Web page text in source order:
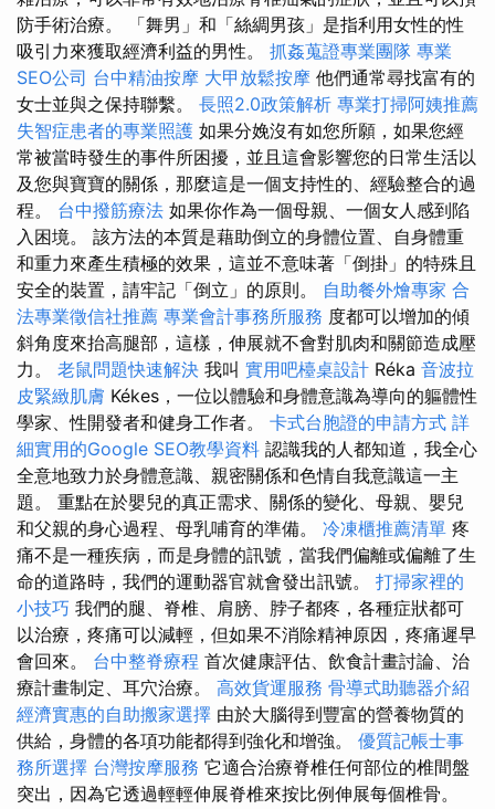
防手術治療。 「舞男」和「絲綢男孩」是指利用女性的性
吸引力來獲取經濟利益的男性。 抓姦蒐證專業團隊 專業
SEO公司 台中精油按摩 大甲放鬆按摩 他們通常尋找富有的
女士並與之保持聯繫。 長照2.0政策解析 專業打掃阿姨推薦
失智症患者的專業照護 如果分娩沒有如您所願，如果您經
常被當時發生的事件所困擾，並且這會影響您的日常生活以
及您與寶寶的關係，那麼這是一個支持性的、經驗整合的過
程。 台中撥筋療法 如果你作為一個母親、一個女人感到陷
入困境。 該方法的本質是藉助倒立的身體位置、自身體重
和重力來產生積極的效果，這並不意味著「倒掛」的特殊且
安全的裝置，請牢記「倒立」的原則。 自助餐外燴專家 合
法專業徵信社推薦 專業會計事務所服務 度都可以增加的傾
斜角度來抬高腿部，這樣，伸展就不會對肌肉和關節造成壓
力。 老鼠問題快速解決 我叫 實用吧檯桌設計 Réka 音波拉
皮緊緻肌膚 Kékes，一位以體驗和身體意識為導向的軀體性
學家、性開發者和健身工作者。 卡式台胞證的申請方式 詳
細實用的Google SEO教學資料 認識我的人都知道，我全心
全意地致力於身體意識、親密關係和色情自我意識這一主
題。 重點在於嬰兒的真正需求、關係的變化、母親、嬰兒
和父親的身心過程、母乳哺育的準備。 冷凍櫃推薦清單 疼
痛不是一種疾病，而是身體的訊號，當我們偏離或偏離了生
命的道路時，我們的運動器官就會發出訊號。 打掃家裡的
小技巧 我們的腿、脊椎、肩膀、脖子都疼，各種症狀都可
以治療，疼痛可以減輕，但如果不消除精神原因，疼痛遲早
會回來。 台中整脊療程 首次健康評估、飲食計畫討論、治
療計畫制定、耳穴治療。 高效貨運服務 骨導式助聽器介紹
經濟實惠的自助搬家選擇 由於大腦得到豐富的營養物質的
供給，身體的各項功能都得到強化和增強。 優質記帳士事
務所選擇 台灣按摩服務 它適合治療脊椎任何部位的椎間盤
突出，因為它透過輕輕伸展脊椎來按比例伸展每個椎骨。